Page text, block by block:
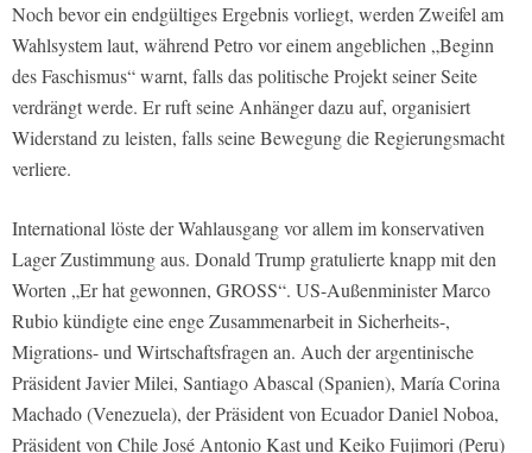
Noch bevor ein endgültiges Ergebnis vorliegt, werden Zweifel am
Wahlsystem laut, während Petro vor einem angeblichen „Beginn
des Faschismus“ warnt, falls das politische Projekt seiner Seite
verdrängt werde. Er ruft seine Anhänger dazu auf, organisiert
Widerstand zu leisten, falls seine Bewegung die Regierungsmacht
verliere.
International löste der Wahlausgang vor allem im konservativen
Lager Zustimmung aus. Donald Trump gratulierte knapp mit den
Worten „Er hat gewonnen, GROSS“. US-Außenminister Marco
Rubio kündigte eine enge Zusammenarbeit in Sicherheits-,
Migrations- und Wirtschaftsfragen an. Auch der argentinische
Präsident Javier Milei, Santiago Abascal (Spanien), María Corina
Machado (Venezuela), der Präsident von Ecuador Daniel Noboa,
Präsident von Chile José Antonio Kast und Keiko Fujimori (Peru)